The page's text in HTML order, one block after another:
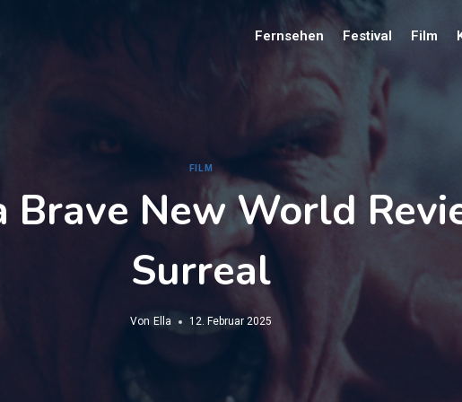
Fernsehen Festival Film
FILM
Brave New World
Surreal
Von Ella 12. Februar 2025